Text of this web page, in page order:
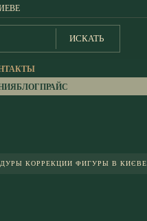
ИСКАТЬ
БЛОГПРАЙС
КОРРЕКЦИИ ФИГУРЫ В КИЄВЕ